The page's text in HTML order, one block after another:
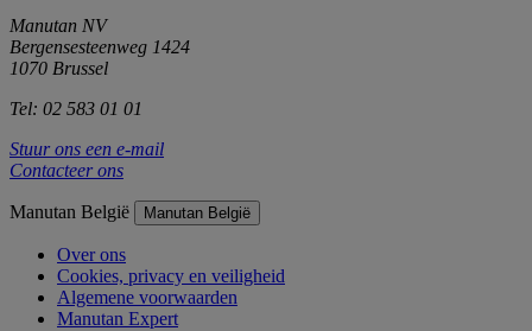
Manutan NV
Bergensesteenweg 1424
1070 Brussel
Tel: 02 583 01 01
Stuur ons een e-mail
Contacteer ons
Manutan België Manutan België
Over ons
Cookies, privacy en veiligheid
Algemene voorwaarden
Manutan Expert